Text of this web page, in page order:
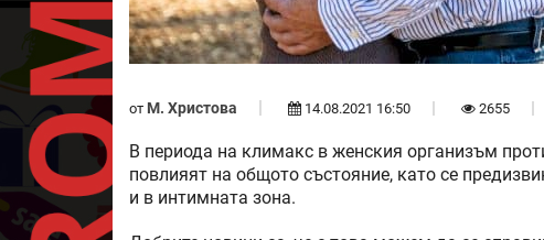
от М. Христова 14.08.2021 16:50 2655
В периода на климакс в женския организъм
повлияят на общото състояние, като се
и в интимната зона.